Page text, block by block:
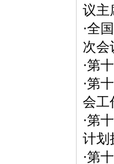
议主
·全
次会
·第
·第
会工
·第
计划
·第